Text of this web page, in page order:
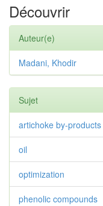
Découvrir
Auteur(e)
Madani, Khodir
Sujet
artichoke by-products
oil
optimization
phenolic compounds